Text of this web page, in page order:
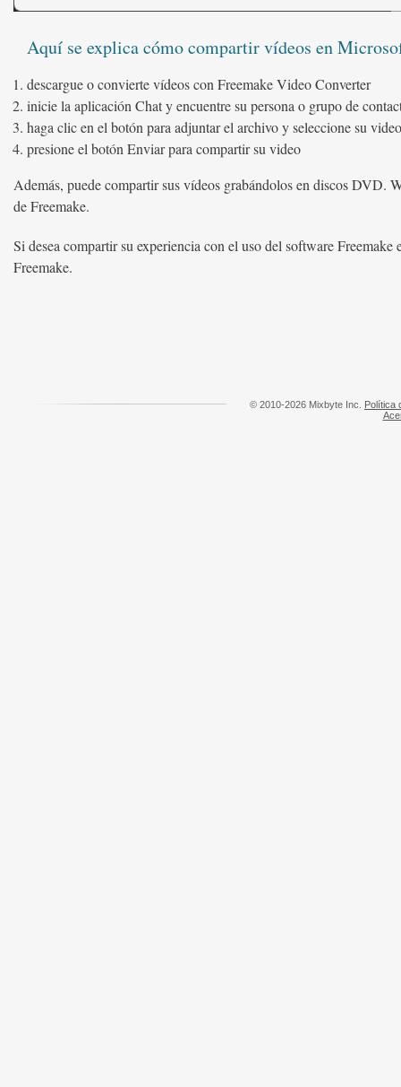
Aquí se explica cómo compartir vídeos en
descargue o convierte vídeos con Freemake Video Converter
inicie la aplicación Chat y encuentre su persona o grupo de
haga clic en el botón para adjuntar el archivo y seleccione su
presione el botón Enviar para compartir su video
Además, puede compartir sus vídeos grabándolos en discos DVD.
de Freemake.
Si desea compartir su experiencia con el uso del software
Freemake.
© 2010-2026 Mixbyte Inc. Política